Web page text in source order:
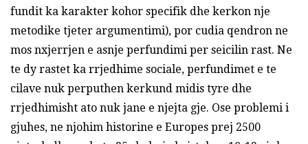
fundit ka karakter kohor specifik dhe kerkon nje
metodike tjeter argumentimi), por cudia qendron ne
mos nxjerrjen e asnje perfundimi per seicilin rast. Ne
te dy rastet ka rrjedhime sociale, perfundimet e te
cilave nuk perputhen kerkund midis tyre dhe
rrjedhimisht ato nuk jane e njejta gje. Ose problemi i
gjuhes, ne njohim historine e Europes prej 2500